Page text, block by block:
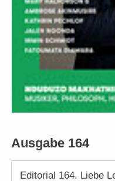
Ausgabe 164
Editorial 164. Liebe